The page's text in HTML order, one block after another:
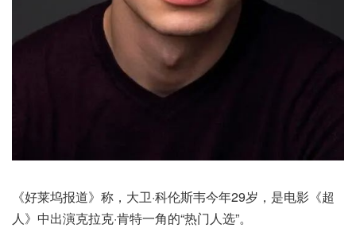
《好莱坞报道》称，大卫·科伦斯韦今年29岁，是电影《超
人》中出演克拉克·肯特一角的“热门人选”。